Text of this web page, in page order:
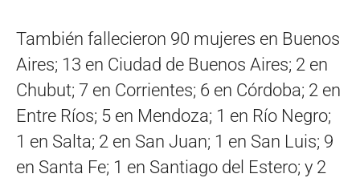
También fallecieron 90 mujeres en Buenos
Aires; 13 en Ciudad de Buenos Aires; 2 en
Chubut; 7 en Corrientes; 6 en Córdoba; 2 en
Entre Ríos; 5 en Mendoza; 1 en Río Negro;
1 en Salta; 2 en San Juan; 1 en San Luis; 9
en Santa Fe; 1 en Santiago del Estero; y 2